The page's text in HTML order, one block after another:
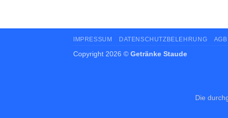
IMPRESSUM DATENSCHUTZBELEHRUNG AGB
Copyright 2026 © Getränke Staude
Die